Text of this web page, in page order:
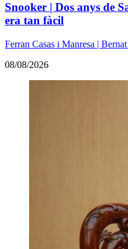
Snooker | Dos anys de
era tan fàcil
Ferran Casas i Manresa |
08/08/2026